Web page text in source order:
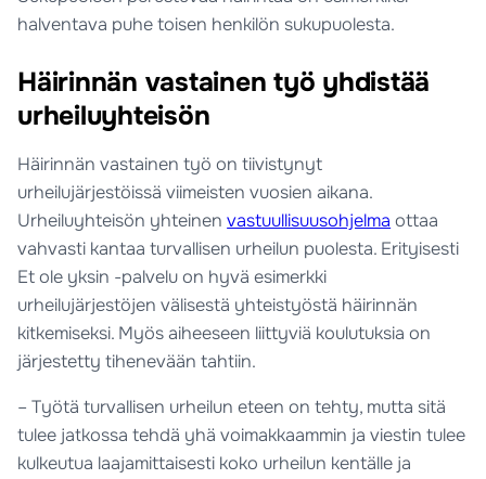
halventava puhe toisen henkilön sukupuolesta.
Häirinnän vastainen työ yhdistää
urheiluyhteisön
Häirinnän vastainen työ on tiivistynyt
urheilujärjestöissä viimeisten vuosien aikana.
Urheiluyhteisön yhteinenvastuullisuusohjelma ottaa
vahvasti kantaa turvallisen urheilun puolesta. Erityisesti
Et ole yksin -palvelu on hyvä esimerkki
urheilujärjestöjen välisestä yhteistyöstä häirinnän
kitkemiseksi. Myös aiheeseen liittyviä koulutuksia on
järjestetty tihenevään tahtiin.
– Työtä turvallisen urheilun eteen on tehty, mutta sitä
tulee jatkossa tehdä yhä voimakkaammin ja viestin tulee
kulkeutua laajamittaisesti koko urheilun kentälle ja